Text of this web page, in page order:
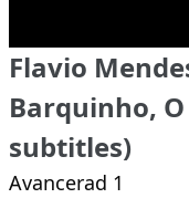
Flavio
Barquinho, O
subtitles)
Avancerad 1